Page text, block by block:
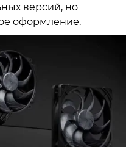
версий, но
оформление.